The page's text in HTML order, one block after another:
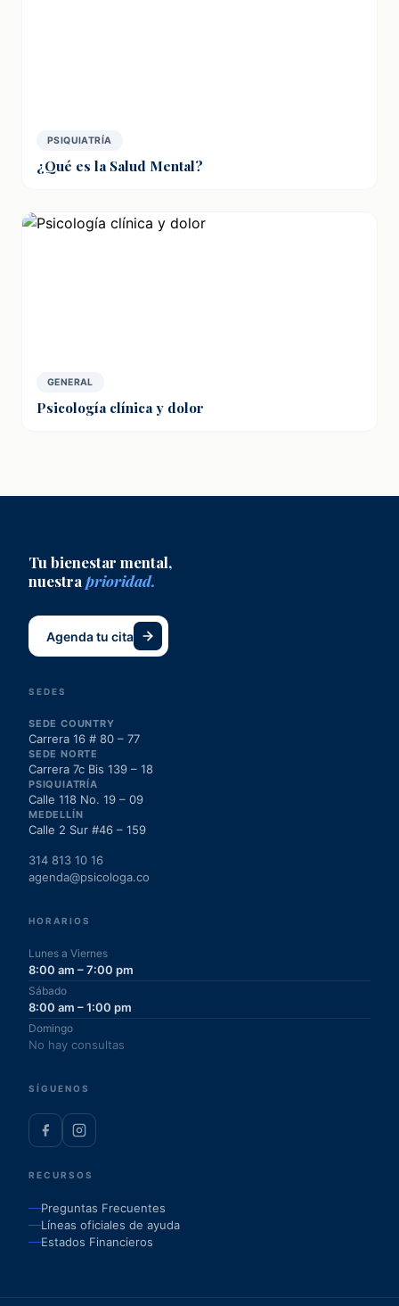
PSIQUIATRÍA
¿Qué es la Salud Mental?
GENERAL
Psicología clínica y dolor
Tu bienestar mental,
nuestraprioridad.
Agenda tu cita
SEDES
SEDE COUNTRY
Carrera 16 # 80 – 77
SEDE NORTE
Carrera 7c Bis 139 – 18
PSIQUIATRÍA
Calle 118 No. 19 – 09
MEDELLÍN
Calle 2 Sur #46 – 159
314 813 10 16
agenda@psicologa.co
HORARIOS
Lunes a Viernes
8:00 am – 7:00 pm
Sábado
8:00 am – 1:00 pm
Domingo
No hay consultas
SÍGUENOS
RECURSOS
Preguntas Frecuentes
Líneas oficiales de ayuda
Estados Financieros